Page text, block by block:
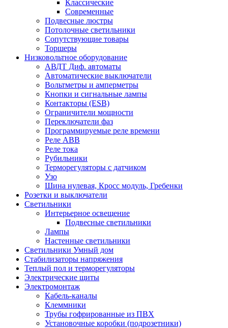
Классические
Современные
Подвесные люстры
Потолочные светильники
Сопутствующие товары
Торшеры
Низковольтное оборудование
АВДT Диф. автоматы
Автоматические выключатели
Вольтметры и амперметры
Кнопки и сигнальные лампы
Контакторы (ESB)
Ограничители мощности
Переключатели фаз
Программируемые реле времени
Реле ABB
Реле тока
Рубильники
Терморегуляторы с датчиком
Узо
Шина нулевая, Кросс модуль, Гребенки
Розетки и выключатели
Светильники
Интерьерное освещение
Подвесные светильники
Лампы
Настенные светильники
Светильники Умный дом
Стабилизаторы напряжения
Теплый пол и терморегуляторы
Электрические щиты
Электромонтаж
Кабель-каналы
Клеммники
Трубы гофрированные из ПВХ
Установочные коробки (подрозетники)